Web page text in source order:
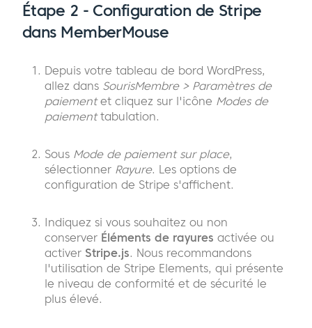
Étape 2 - Configuration de Stripe
dans MemberMouse
Depuis votre tableau de bord WordPress,
allez dans SourisMembre > Paramètres de
paiementet cliquez sur l'icône Modes de
paiementtabulation.
Sous Mode de paiement sur place,
sélectionner Rayure. Les options de
configuration de Stripe s'affichent.
Indiquez si vous souhaitez ou non
conserver Éléments de rayures activée ou
activer Stripe.js. Nous recommandons
l'utilisation de Stripe Elements, qui présente
le niveau de conformité et de sécurité le
plus élevé.